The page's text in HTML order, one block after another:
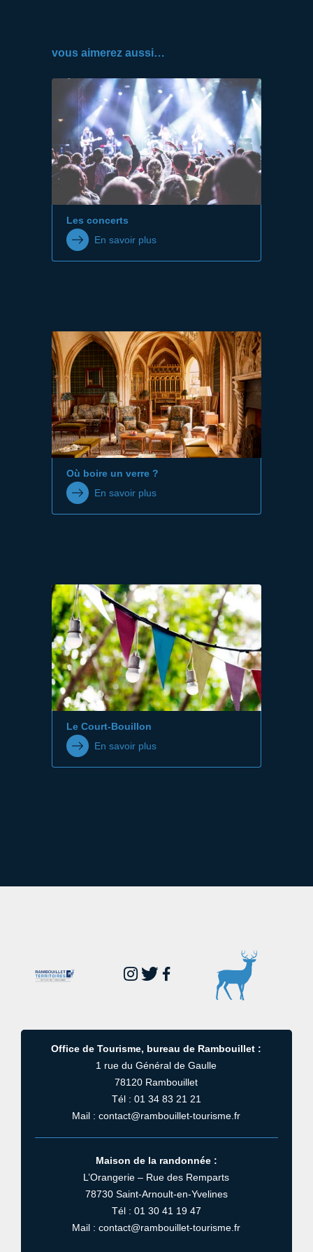
vous aimerez aussi…
Les concerts
En savoir plus
Où boire un verre ?
En savoir plus
Le Court-Bouillon
En savoir plus
Office de Tourisme, bureau de Rambouillet :
1 rue du Général de Gaulle
78120 Rambouillet
Tél : 01 34 83 21 21
Mail : contact@rambouillet-tourisme.fr
Maison de la randonnée :
L’Orangerie – Rue des Remparts
78730 Saint-Arnoult-en-Yvelines
Tél : 01 30 41 19 47
Mail : contact@rambouillet-tourisme.fr